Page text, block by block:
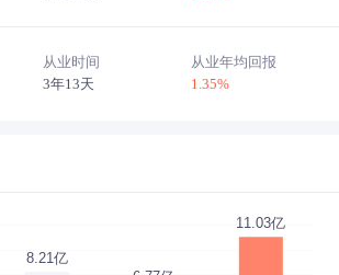
从业时间
3年13天
从业年均回报
1.35%